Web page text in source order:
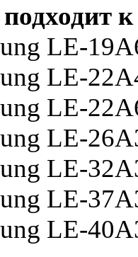
подходит
LE-
LE-
LE-
LE-
LE-
LE-
LE-